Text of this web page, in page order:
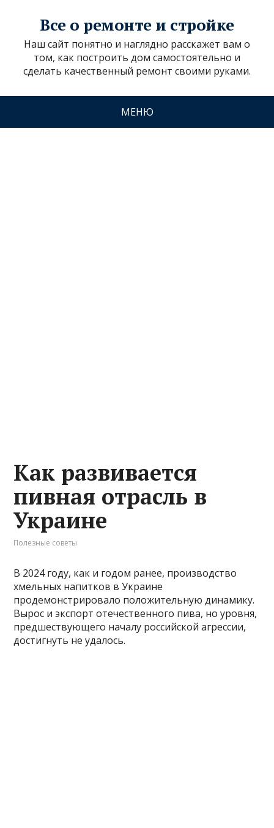
Все о ремонте и стройке
Наш сайт понятно и наглядно расскажет вам о
том, как построить дом самостоятельно и
сделать качественный ремонт своими руками.
МЕНЮ
Как развивается
пивная отрасль в
Украине
Полезные советы
В 2024 году, как и годом ранее, производство
хмельных напитков в Украине
продемонстрировало положительную динамику.
Вырос и экспорт отечественного пива, но уровня,
предшествующего началу российской агрессии,
достигнуть не удалось.